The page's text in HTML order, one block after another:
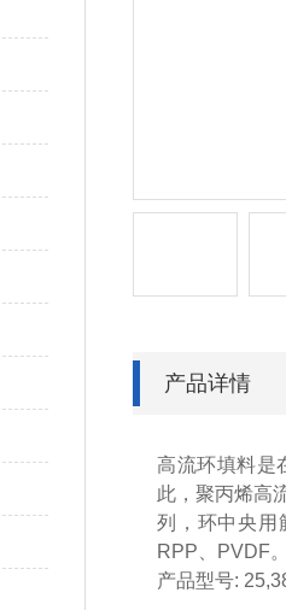
产品详情
高流环填料是
此，聚丙烯高
列，环中央用
RPP、PVDF
产品型号: